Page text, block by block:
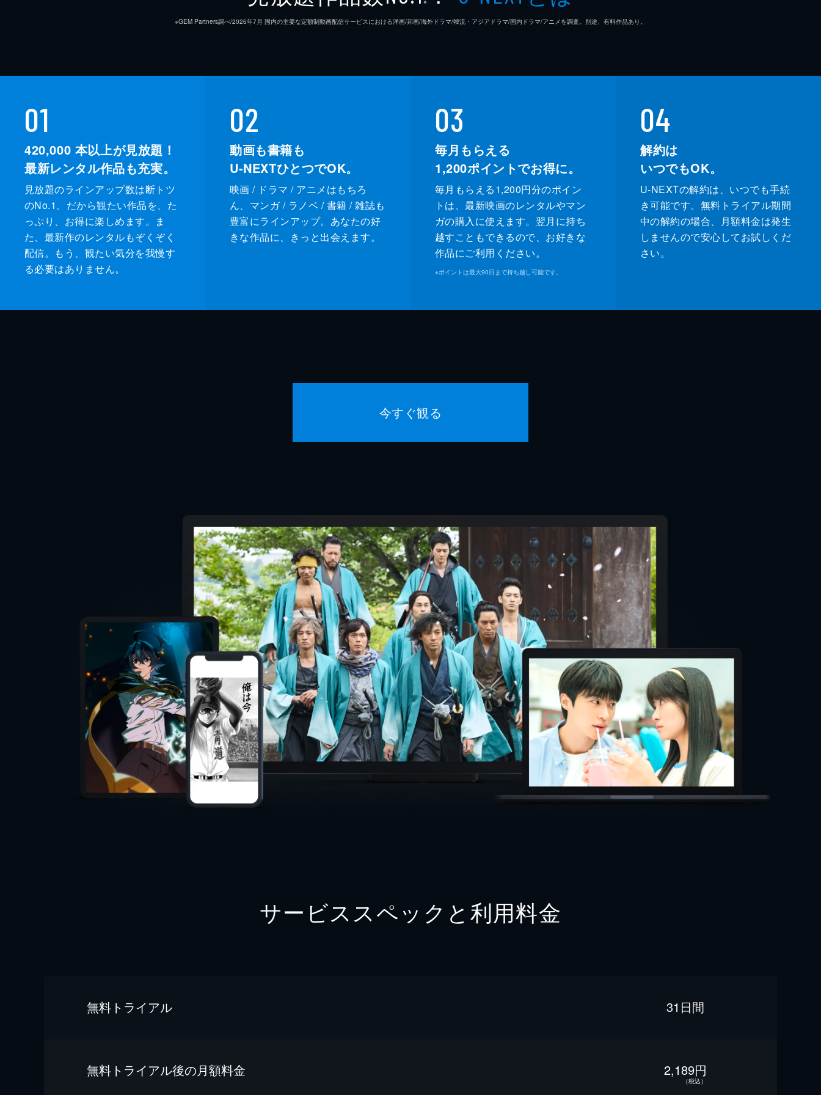
※GEM Partners調べ/2026年7⽉ 国内の主要な定額制動画配信サービスにおける洋画/邦画/海外ドラマ/韓流・アジアドラマ/国内ドラマ/アニメを調査。別途、有料作品あり。
01
420,000 本以上が見放題！
最新レンタル作品も充実。
見放題のラインアップ数は断トツ
のNo.1。だから観たい作品を、た
っぷり、お得に楽しめます。ま
た、最新作のレンタルもぞくぞく
配信。もう、観たい気分を我慢す
る必要はありません。
02
動画も書籍も
U-NEXTひとつでOK。
映画 / ドラマ / アニメはもちろ
ん、マンガ / ラノベ / 書籍 / 雑誌も
豊富にラインアップ。あなたの好
きな作品に、きっと出会えます。
03
毎月もらえる
1,200ポイントでお得に。
毎月もらえる1,200円分のポイン
トは、最新映画のレンタルやマン
ガの購入に使えます。翌月に持ち
越すこともできるので、お好きな
作品にご利用ください。
※ポイントは最大90日まで持ち越し可能です。
04
解約は
いつでもOK。
U-NEXTの解約は、いつでも手続
き可能です。無料トライアル期間
中の解約の場合、月額料金は発生
しませんので安心してお試しくだ
さい。
今すぐ観る
サービススペックと利用料金
無料トライアル 31日間
無料トライアル後の⽉額料金 2,189円
（税込）